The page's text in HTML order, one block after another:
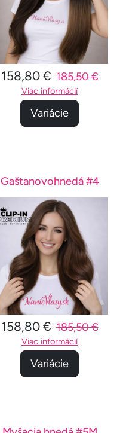
158,80 € 185,50 €
Viac informácií
Variácie
Gaštanovohnedá #4
158,80 € 185,50 €
Viac informácií
Variácie